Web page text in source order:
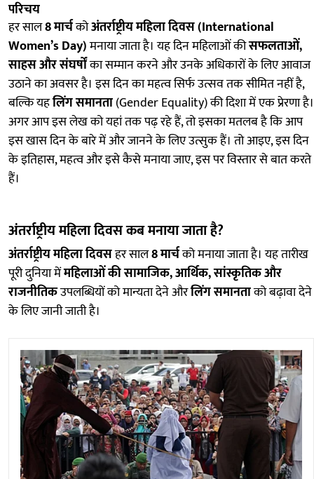
परिचय
हर साल8 मार्चकोअंतर्राष्ट्रीय महिला दिवस (International
Women’s Day)मनाया जाता है। यह दिन महिलाओं कीसफलताओं,
साहस और संघर्षोंका सम्मान करने और उनके अधिकारों के लिए आवाज
उठाने का अवसर है। इस दिन का महत्व सिर्फ उत्सव तक सीमित नहीं है,
बल्कि यहलिंग समानता(Gender Equality) की दिशा में एक प्रेरणा है।
अगर आप इस लेख को यहां तक पढ़ रहे हैं, तो इसका मतलब है कि आप
इस खास दिन के बारे में और जानने के लिए उत्सुक हैं। तो आइए, इस दिन
के इतिहास, महत्व और इसे कैसे मनाया जाए, इस पर विस्तार से बात करते
हैं।
अंतर्राष्ट्रीय महिला दिवस कब मनाया जाता है?
अंतर्राष्ट्रीय महिला दिवसहर साल8 मार्चको मनाया जाता है। यह तारीख
पूरी दुनिया मेंमहिलाओं की सामाजिक, आर्थिक, सांस्कृतिक और
राजनीतिकउपलब्धियों को मान्यता देने औरलिंग समानताको बढ़ावा देने
के लिए जानी जाती है।